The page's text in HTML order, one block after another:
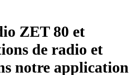
ZET 80 et
de radio et
notre application